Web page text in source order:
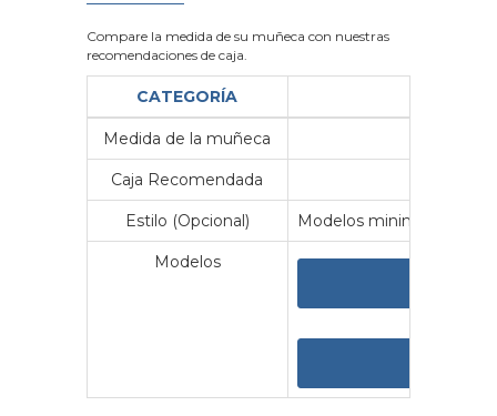
Compare la medida de su muñeca con nuestras
recomendaciones de caja.
CATEGORÍA
Medida de la muñeca
Caja Recomendada
Estilo (Opcional) Modelos minimalistas y
Modelos